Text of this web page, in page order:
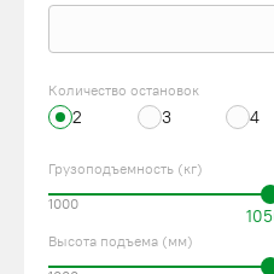
Количество остановок
2 3 4
Грузоподъемность (кг)
1000
Высота подъема (мм)